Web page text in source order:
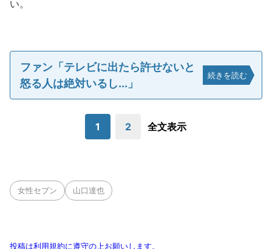
い。
ファン「テレビに出たら許せないと
怒る人は絶対いるし...」
続きを読む
1 2 全文表示
女性セブン 山口達也